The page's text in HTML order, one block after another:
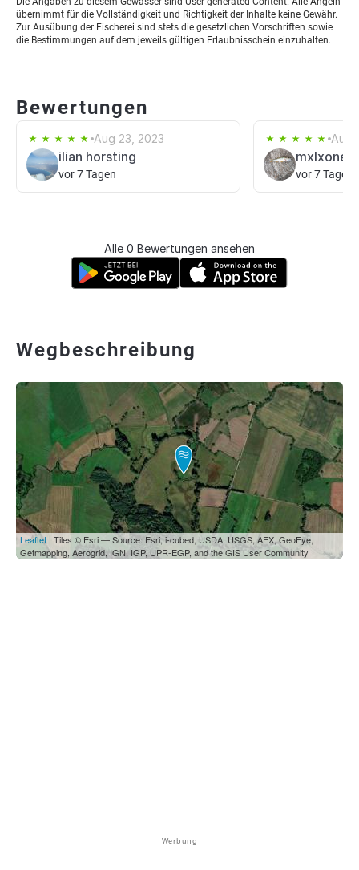
übernimmt für die Vollständigkeit und Richtigkeit der Inhalte keine Gewähr.
Zur Ausübung der Fischerei sind stets die gesetzlichen Vorschriften sowie
die Bestimmungen auf dem jeweils gültigen Erlaubnisschein einzuhalten.
Bewertungen
Aug 23, 2023
ilian horsting
vor 7 Tagen
Aug
mxlxone
vor 7 Tagen
Alle 0 Bewertungen ansehen
Wegbeschreibung
Leaflet | Tiles © Esri — Source: Esri, i-cubed, USDA, USGS, AEX, GeoEye,
Getmapping, Aerogrid, IGN, IGP, UPR-EGP, and the GIS User Community
Werbung